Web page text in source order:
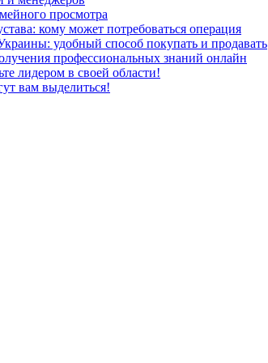
просмотра
кому может потребоваться операция
удобный способ покупать и продавать
профессиональных знаний онлайн
лидером в своей области!
вам выделиться!